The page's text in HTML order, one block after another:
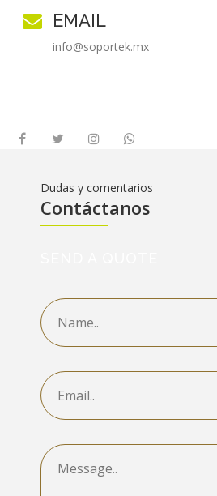
EMAIL
info@soportek.mx
Dudas y comentarios
Contáctanos